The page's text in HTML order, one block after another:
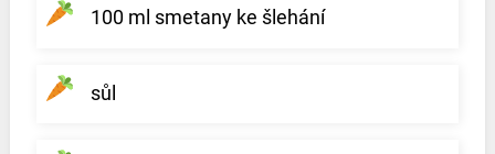
100 ml smetany ke šlehání
sůl